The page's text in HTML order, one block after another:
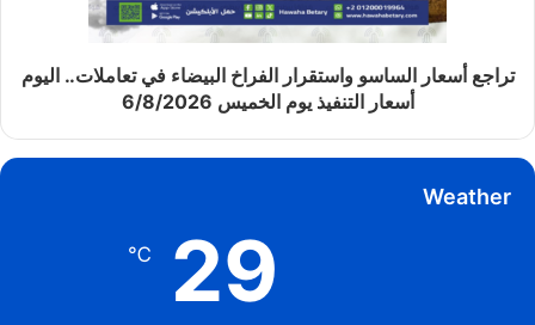
تراجع أسعار الساسو واستقرار الفراخ البيضاء في تعاملات.. اليوم
أسعار التنفيذ يوم الخميس 6/8/2026
Weather
29
℃